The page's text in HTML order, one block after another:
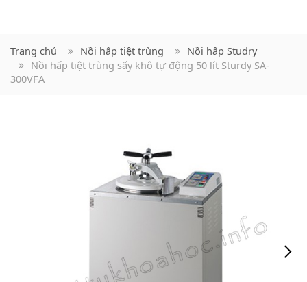
Trang chủ Nồi hấp tiệt trùng
Nồi hấp Studry
Nồi hấp tiệt trùng sấy khô tự động 50 lít Sturdy SA-
300VFA